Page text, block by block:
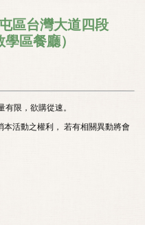
區台灣大道四段
學區餐廳）
限，欲購從速。
活動之權利， 若有相關異動將會